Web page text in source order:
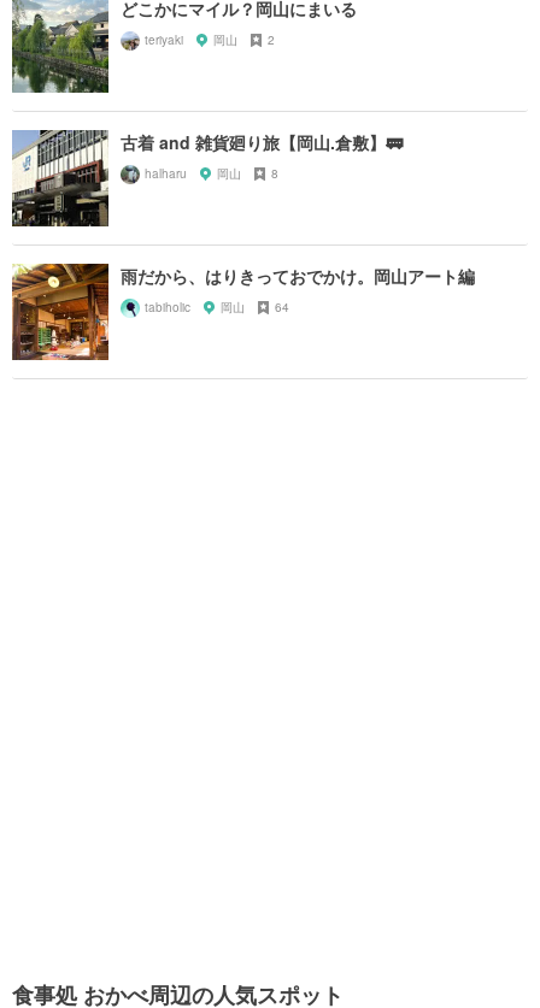
どこかにマイル？岡山にまいる
teriyaki 岡山 2
古着 and 雑貨廻り旅【岡山.倉敷】🚃
halharu 岡山 8
雨だから、はりきっておでかけ。岡山アート編
tabiholic 岡山 64
食事処 おかべ周辺の人気スポット